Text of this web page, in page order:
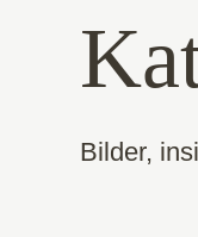
Bilder,